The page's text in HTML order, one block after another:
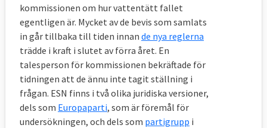
kommissionen om hur vattentätt fallet
egentligen är. Mycket av de bevis som samlats
in går tillbaka till tiden innan de nya reglerna
trädde i kraft i slutet av förra året. En
talesperson för kommissionen bekräftade för
tidningen att de ännu inte tagit ställning i
frågan. ESN finns i två olika juridiska versioner,
dels som Europaparti, som är föremål för
undersökningen, och dels som partigrupp i